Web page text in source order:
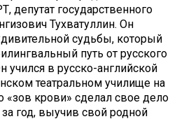
депутат государственного
Тухватуллин. Он
судьбы, который
путь от русского
учился в русско-английской
театральном училище на
«зов крови» сделал свое дело
год, выучив свой родной